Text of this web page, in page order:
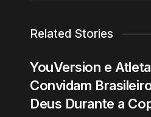
Related Stories
YouVersion e
Convidam
Deus Durante a